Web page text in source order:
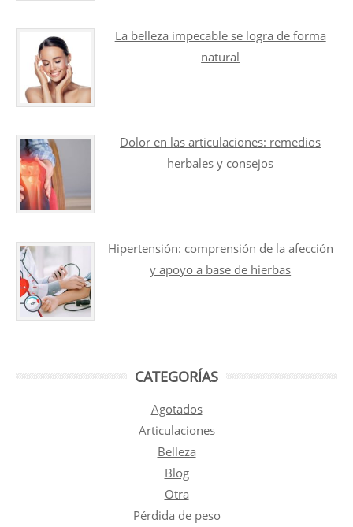
La belleza impecable se logra de forma
natural
Dolor en las articulaciones: remedios
herbales y consejos
Hipertensión: comprensión de la afección
y apoyo a base de hierbas
CATEGORÍAS
Agotados
Articulaciones
Belleza
Blog
Otra
Pérdida de peso